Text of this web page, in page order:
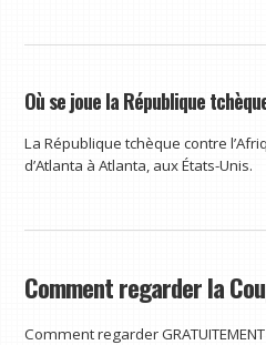
Où se joue la République
La République tchèque contre
d’Atlanta à Atlanta, aux États-Unis.
Comment regarder la
Comment regarder